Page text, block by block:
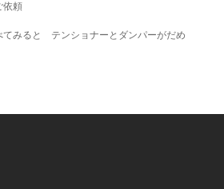
依頼
てみると テンショナーとダンパーがだめ